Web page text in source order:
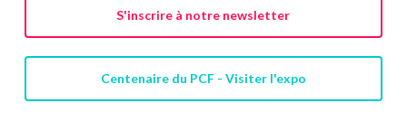
S'inscrire à notre newsletter
Centenaire du PCF - Visiter l'expo